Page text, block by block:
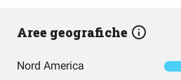
Aree geografiche
Nord America